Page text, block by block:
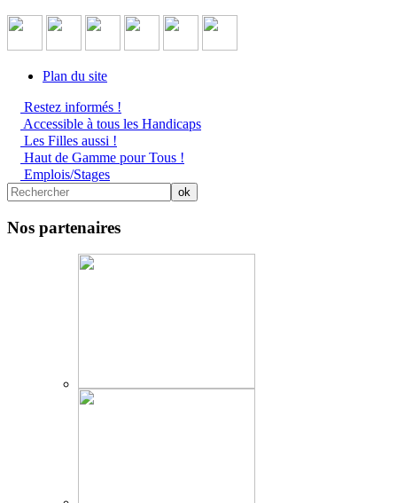
Plan du site
Restez informés !
Accessible à tous les Handicaps
Les Filles aussi !
Haut de Gamme pour Tous !
Emplois/Stages
Nos partenaires